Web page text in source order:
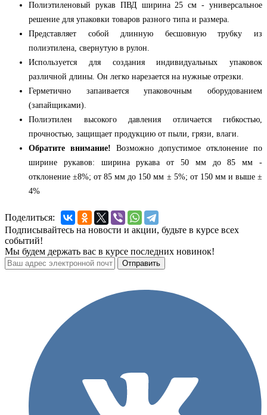
Полиэтиленовый рукав ПВД ширина 25 см - универсальное
решение для упаковки товаров разного типа и размера.
Представляет собой длинную бесшовную трубку из
полиэтилена, свернутую в рулон.
Используется для создания индивидуальных упаковок
различной длины. Он легко нарезается на нужные отрезки.
Герметично запаивается упаковочным оборудованием
(запайщиками).
Полиэтилен высокого давления отличается гибкостью,
прочностью, защищает продукцию от пыли, грязи, влаги.
Обратите внимание! Возможно допустимое отклонение по
ширине рукавов: ширина рукава от 50 мм до 85 мм -
отклонение ±8%; от 85 мм до 150 мм ± 5%; от 150 мм и выше ±
4%
Поделиться:
Подписывайтесь на новости и акции, будьте в курсе всех
событий!
Мы будем держать вас в курсе последних новинок!